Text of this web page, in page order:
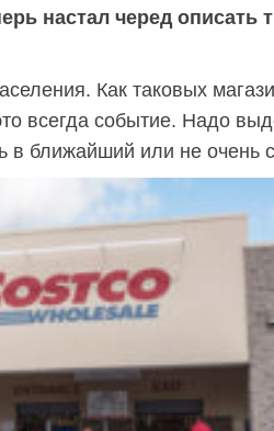
настал черед описать
Как таковых
всегда событие. Надо
в ближайший или не очень